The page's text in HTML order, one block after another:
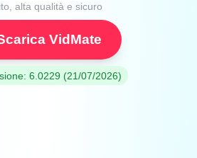
alta qualità e sicuro
VidMate
6.0229 (21/07/2026)